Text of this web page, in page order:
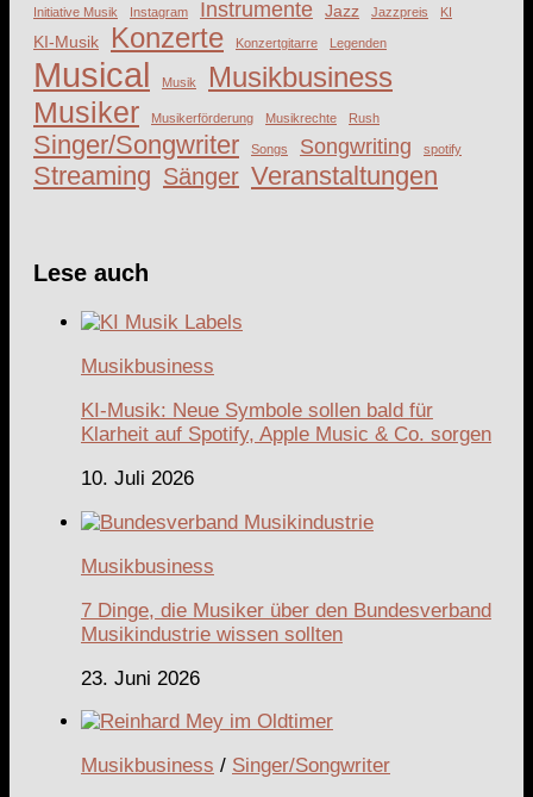
Initiative Musik Instagram Instrumente Jazz Jazzpreis KI
KI-Musik Konzerte Konzertgitarre Legenden
Musical Musik Musikbusiness
Musiker Musikerförderung Musikrechte Rush
Singer/Songwriter Songs Songwriting spotify
Streaming Sänger Veranstaltungen
Lese auch
Musikbusiness
KI-Musik: Neue Symbole sollen bald für
Klarheit auf Spotify, Apple Music & Co. sorgen
10. Juli 2026
Musikbusiness
7 Dinge, die Musiker über den Bundesverband
Musikindustrie wissen sollten
23. Juni 2026
Musikbusiness / Singer/Songwriter